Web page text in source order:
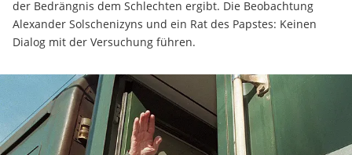
der Bedrängnis dem Schlechten ergibt. Die Beobachtung
Alexander Solschenizyns und ein Rat des Papstes: Keinen
Dialog mit der Versuchung führen.